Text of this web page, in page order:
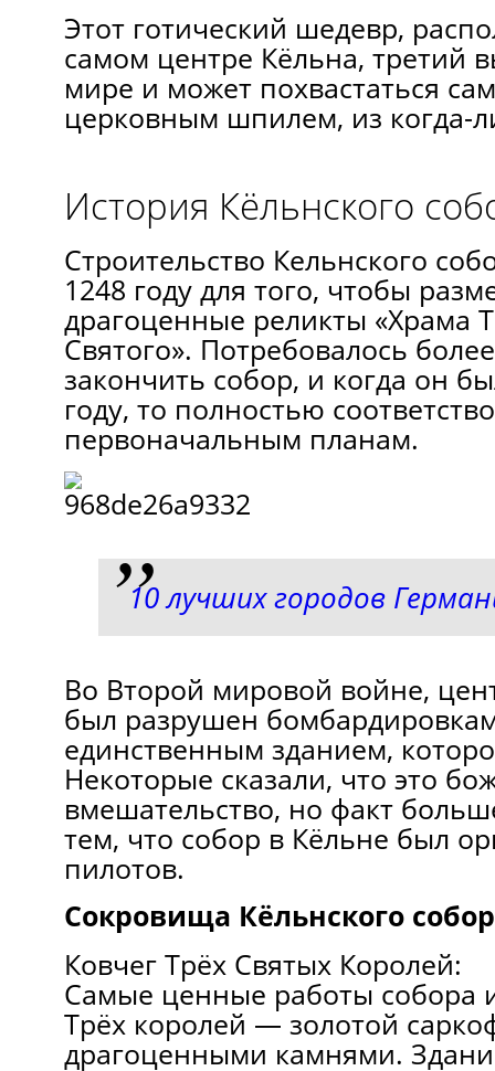
Этот готический шедевр,
самом центре Кёльна, третий
мире и может похвастаться
церковным шпилем, из когда-
История Кёльнского
Строительство Кельнского
1248 году для того, чтобы
драгоценные реликты «Храма
Святого». Потребовалось
закончить собор, и когда он
году, то полностью
первоначальным планам.
10 лучших городов
Во Второй мировой войне,
был разрушен
единственным зданием,
Некоторые сказали, что это
вмешательство, но факт
тем, что собор в Кёльне был
пилотов.
Сокровища Кёльнского
Ковчег Трёх Святых Королей:
Самые ценные работы собора
Трёх королей — золотой
драгоценными камнями.